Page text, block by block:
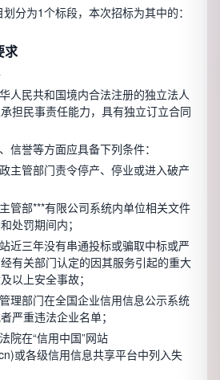
分为1个标段，本次招标为其中的：
求
人民共和国境内合法注册的独立法人
担民事责任能力，具有独立订立合同
信誉等方面应具备下列条件：
主管部门责令停产、停业或进入破产
管部***有限公司系统内单位相关文件
处罚期间内；
近三年没有串通投标或骗取中标或严
有关部门认定的因其服务引起的重大
以上安全事故；
理部门在全国企业信用信息公示系统
严重违法企业名单；
院在“信用中国”网站
或各级信用信息共享平台中列入失